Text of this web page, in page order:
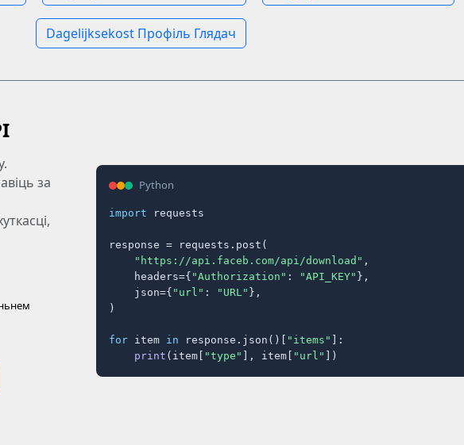
Dagelijksekost Профіль Глядач
за
Python
import requests
response = requests.post(
"https://api.faceb.com/api/download" ,
    headers={
"Authorization" : "API_KEY" },
    json={
"url" : "URL" },
)
for item in response.json()[ "items"
]:
print (item[ "type" ], item[ "url" ])